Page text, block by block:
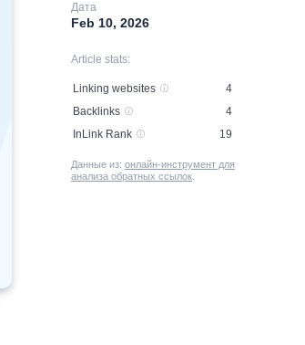
Дата
Feb 10, 2026
Article stats:
Linking websites
4
Backlinks
4
InLink Rank
19
Данные из: онлайн-инструмент для
анализа обратных ссылок